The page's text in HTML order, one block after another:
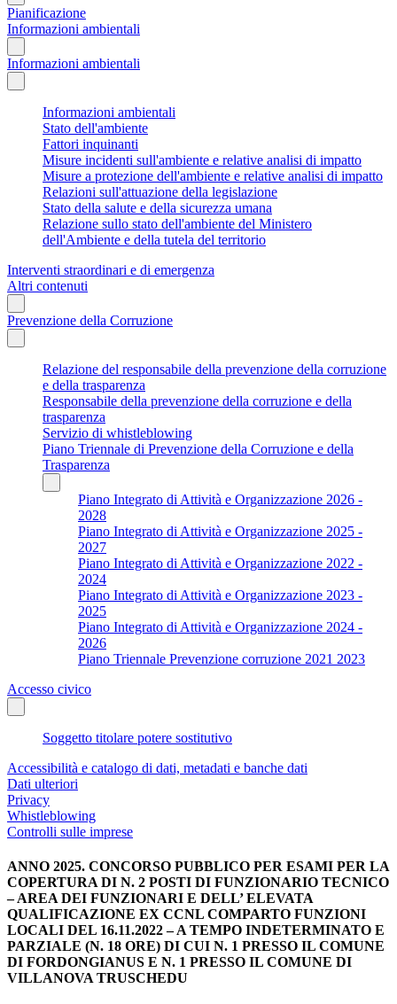
Pianificazione
Informazioni ambientali
Informazioni ambientali
Informazioni ambientali
Stato dell'ambiente
Fattori inquinanti
Misure incidenti sull'ambiente e relative analisi di impatto
Misure a protezione dell'ambiente e relative analisi di impatto
Relazioni sull'attuazione della legislazione
Stato della salute e della sicurezza umana
Relazione sullo stato dell'ambiente del Ministero
dell'Ambiente e della tutela del territorio
Interventi straordinari e di emergenza
Altri contenuti
Prevenzione della Corruzione
Relazione del responsabile della prevenzione della corruzione
e della trasparenza
Responsabile della prevenzione della corruzione e della
trasparenza
Servizio di whistleblowing
Piano Triennale di Prevenzione della Corruzione e della
Trasparenza
Piano Integrato di Attività e Organizzazione 2026 -
2028
Piano Integrato di Attività e Organizzazione 2025 -
2027
Piano Integrato di Attività e Organizzazione 2022 -
2024
Piano Integrato di Attività e Organizzazione 2023 -
2025
Piano Integrato di Attività e Organizzazione 2024 -
2026
Piano Triennale Prevenzione corruzione 2021 2023
Accesso civico
Soggetto titolare potere sostitutivo
Accessibilità e catalogo di dati, metadati e banche dati
Dati ulteriori
Privacy
Whistleblowing
Controlli sulle imprese
ANNO 2025. CONCORSO PUBBLICO PER ESAMI PER LA
COPERTURA DI N. 2 POSTI DI FUNZIONARIO TECNICO
– AREA DEI FUNZIONARI E DELL’ ELEVATA
QUALIFICAZIONE EX CCNL COMPARTO FUNZIONI
LOCALI DEL 16.11.2022 – A TEMPO INDETERMINATO E
PARZIALE (N. 18 ORE) DI CUI N. 1 PRESSO IL COMUNE
DI FORDONGIANUS E N. 1 PRESSO IL COMUNE DI
VILLANOVA TRUSCHEDU